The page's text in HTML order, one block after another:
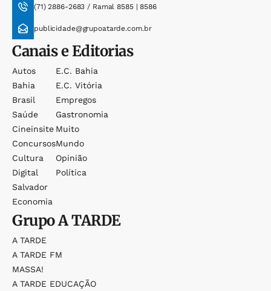
(71) 2886-2683 / Ramal 8585 | 8586
publicidade@grupoatarde.com.br
Canais e Editorias
Autos
Bahia
Brasil
Saúde
Cineinsite
Concursos
Cultura
Digital
Salvador
Economia
E.c. Bahia
E.c. Vitória
Empregos
Gastronomia
Muito
Mundo
Opinião
Política
GrupoA TARDE
A TARDE
A TARDE FM
MASSA!
A TARDE EDUCAÇÃO